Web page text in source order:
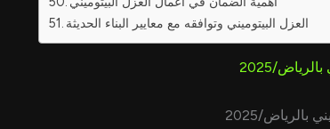
العزل البيتوميني وتوافقه مع معايير البناء الحديثة
2025